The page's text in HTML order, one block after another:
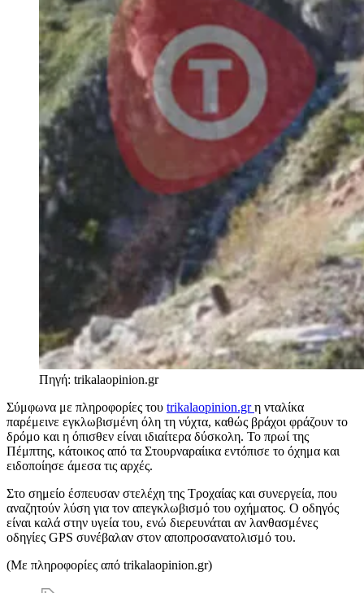
Πηγή: trikalaopinion.gr
Σύμφωνα με πληροφορίες του trikalaopinion.grη νταλίκα
παρέμεινε εγκλωβισμένη όλη τη νύχτα, καθώς βράχοι φράζουν το
δρόμο και η όπισθεν είναι ιδιαίτερα δύσκολη. Το πρωί της
Πέμπτης, κάτοικος από τα Στουρναραίικα εντόπισε το όχημα και
ειδοποίησε άμεσα τις αρχές.
Στο σημείο έσπευσαν στελέχη της Τροχαίας και συνεργεία, που
αναζητούν λύση για τον απεγκλωβισμό του οχήματος. Ο οδηγός
είναι καλά στην υγεία του, ενώ διερευνάται αν λανθασμένες
οδηγίες GPS συνέβαλαν στον αποπροσανατολισμό του.
(Με πληροφορίες από trikalaopinion.gr)